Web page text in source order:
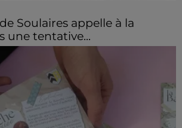
Soulaires appelle à la
une tentative...